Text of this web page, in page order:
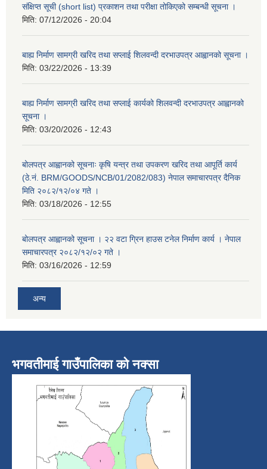
संक्षिप्त सूची (short list) प्रकाशन तथा परीक्षा तोकिएको सम्बन्धी सूचना ।
मिति: 07/12/2026 - 20:04
बाह्य निर्माण सामग्री खरिद तथा सप्लाई शिलवन्दी दरभाउपत्र आह्वानको सूचना ।
मिति: 03/22/2026 - 13:39
बाह्य निर्माण सामग्री खरिद तथा सप्लाई कार्यको शिलवन्दी दरभाउपत्र आह्वानको
सूचना ।
मिति: 03/20/2026 - 12:43
बोलपत्र आह्वानको सूचनाः कृषि यन्त्र तथा उपकरण खरिद तथा आपूर्ति कार्य
(ठे.नं. BRM/GOODS/NCB/01/2082/083) नेपाल समाचारपत्र दैनिक
मिति २०८२/१२/०४ गते ।
मिति: 03/18/2026 - 12:55
बोलपत्र आह्वानको सूचना । २२ वटा ग्रिन हाउस टनेल निर्माण कार्य । नेपाल
समाचारपत्र २०८२/१२/०२ गते ।
मिति: 03/16/2026 - 12:59
अन्य
भगवतीमाई गाउँपालिका को नक्सा